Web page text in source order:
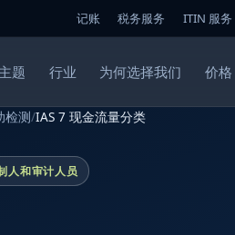
记账 税务服务 ITIN 服务
题 行业 为何选择我们 价格
检测/IAS 7 现金流量分类
人和审计人员